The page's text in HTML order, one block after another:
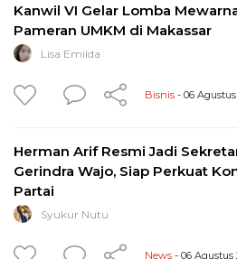
Kanwil VI Gelar Lomba
Pameran UMKM di Makassar
Lisa Emilda
Bisnis - 06 Agustus
Herman Arif Resmi Jadi
Gerindra Wajo, Siap Perkuat
Partai
Syukur Nutu
News - 06 Agustus